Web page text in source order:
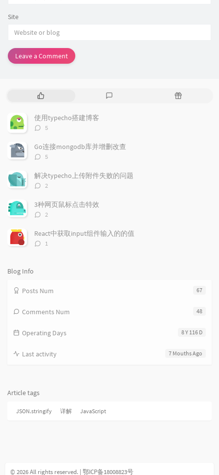
Site
Leave a Comment
P
p
u
a
r
r
t
c
l
s
t
m
R
使用typecho搭建博客
评
数：
5
Go连接mongodb库并增删改查
评
数：
5
解决typecho上传附件失败的问题
评
数：
2
3种网页鼠标点击特效
评
数：
2
React中获取input组件输入的的值
评1
Blog Info
67
Posts Num
48
Comments Num
8 Y 116 D
Operating Days
7 Mouths Ago
Last activity
Article tags
JSON.stringify 详解 JavaScript
© 2026 All rights reserved. | 鄂ICP备18008823号